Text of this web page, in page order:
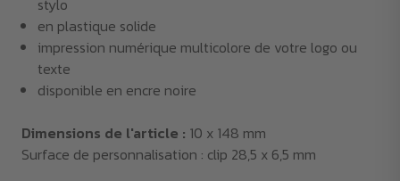
stylo
en plastique solide
impression numérique multicolore de votre logo ou
texte
disponible en encre noire
Dimensions de l'article : 10 x 148 mm
Surface de personnalisation : clip 28,5 x 6,5 mm